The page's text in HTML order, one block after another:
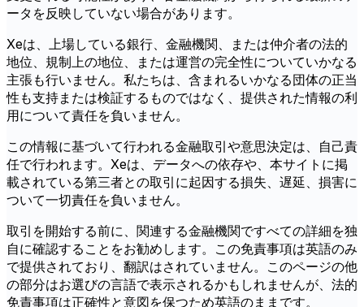
ータを反映していない場合があります。
Xeは、上場している銀行、金融機関、または仲介者の法的
地位、規制上の地位、または運営の完全性についていかなる
主張も行いません。私たちは、含まれるいかなる団体の正当
性も支持または検証するものではなく、提供された情報の利
用について責任を負いません。
この情報に基づいて行われる金融取引や意思決定は、自己責
任で行われます。Xeは、データへの依存や、本サイトに掲
載されている第三者との取引に起因する損失、遅延、損害に
ついて一切責任を負いません。
取引を開始する前に、関連する金融機関ですべての詳細を独
自に確認することをお勧めします。この免責事項は英語のみ
で提供されており、翻訳はされていません。このページの他
の部分はお選びの言語で表示されるかもしれませんが、法的
免責事項は正確性と意図を保つため英語のままです。